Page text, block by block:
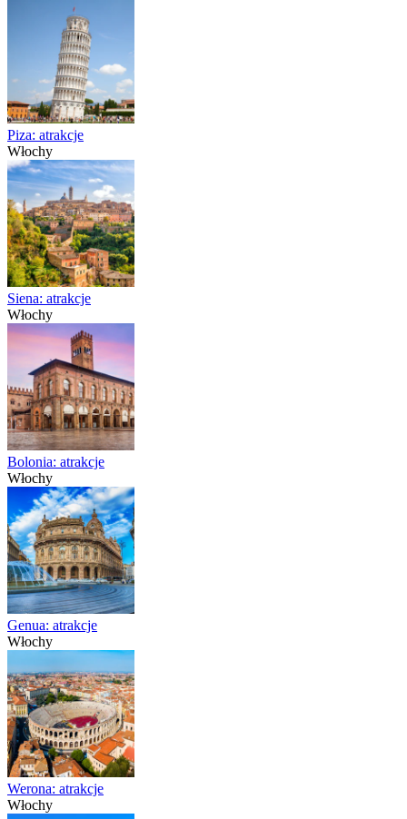
Piza: atrakcje
Włochy
Siena: atrakcje
Włochy
Bolonia: atrakcje
Włochy
Genua: atrakcje
Włochy
Werona: atrakcje
Włochy